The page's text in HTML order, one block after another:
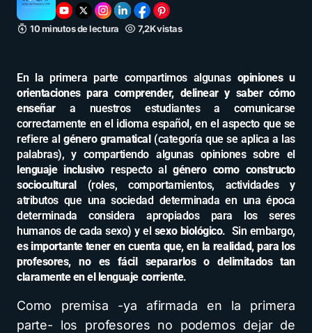
10 minutos de lectura 7,2K vistas
En la primera parte compartimos algunas opiniones u
orientaciones para comprender, delinear y saber cómo
enseñara nuestros estudiantes a comunicarse
correctamente en el idioma español, en el aspecto que se
refiere algénero gramatical (categoría que se aplica a las
palabras), y compartiendo algunas opiniones sobre el
lenguaje inclusivorespecto algénero como constructo
sociocultural(roles, comportamientos, actividades y
atributos que una sociedad determinada en una época
determinada considera apropiados para los seres
humanos de cada sexo) y el sexo biológico. Sin embargo,
es importante tener en cuenta que, en la realidad, para los
profesores, no es fácil separarlos o delimitados tan
claramente en el lenguaje corriente.
Como premisa -ya afirmada en la primera
parte- los profesores no podemos dejar de